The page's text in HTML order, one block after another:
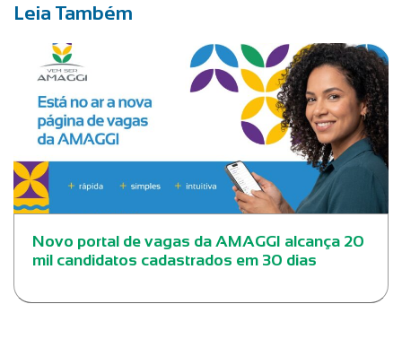
Leia Também
Novo portal de vagas da AMAGGI alcança 20
mil candidatos cadastrados em 30 dias